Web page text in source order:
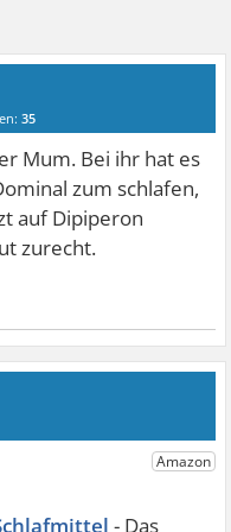
35
Mum. Bei ihr hat es
zum schlafen,
auf Dipiperon
zurecht.